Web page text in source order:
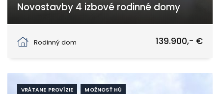
Novostavby 4 izbové rodinné domy
Rodinný dom
139.900,- €
VRÁTANE PROVÍZIE MOŽNOSŤ HÚ